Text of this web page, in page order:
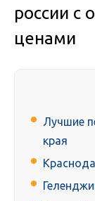
россии с
ценами
Лучшие
края